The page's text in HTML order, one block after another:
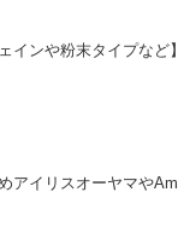
インや粉末タイプなど】
アイリスオーヤマや